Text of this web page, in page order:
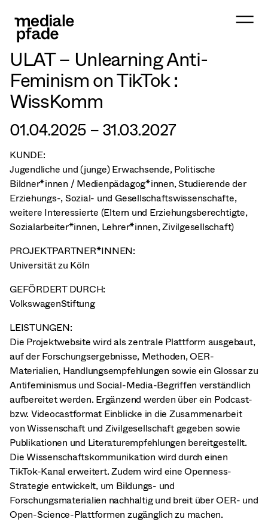
ULAT – Unlearning Anti-
Feminism on TikTok :
WissKomm
01.04.2025 – 31.03.2027
KUNDE:
Jugendliche und (junge) Erwachsende, Politische
Bildner*innen / Medienpädagog*innen, Studierende der
Erziehungs-, Sozial- und Gesellschaftswissenschafte,
weitere Interessierte (Eltern und Erziehungsberechtigte,
Sozialarbeiter*innen, Lehrer*innen, Zivilgesellschaft)
PROJEKTPARTNER*INNEN:
Universität zu Köln
GEFÖRDERT DURCH:
VolkswagenStiftung
LEISTUNGEN:
Die Projektwebsite wird als zentrale Plattform ausgebaut,
auf der Forschungsergebnisse, Methoden, OER-
Materialien, Handlungsempfehlungen sowie ein Glossar zu
Antifeminismus und Social-Media-Begriffen verständlich
aufbereitet werden. Ergänzend werden über ein Podcast-
bzw. Videocastformat Einblicke in die Zusammenarbeit
von Wissenschaft und Zivilgesellschaft gegeben sowie
Publikationen und Literaturempfehlungen bereitgestellt.
Die Wissenschaftskommunikation wird durch einen
TikTok-Kanal erweitert. Zudem wird eine Openness-
Strategie entwickelt, um Bildungs- und
Forschungsmaterialien nachhaltig und breit über OER- und
Open-Science-Plattformen zugänglich zu machen.